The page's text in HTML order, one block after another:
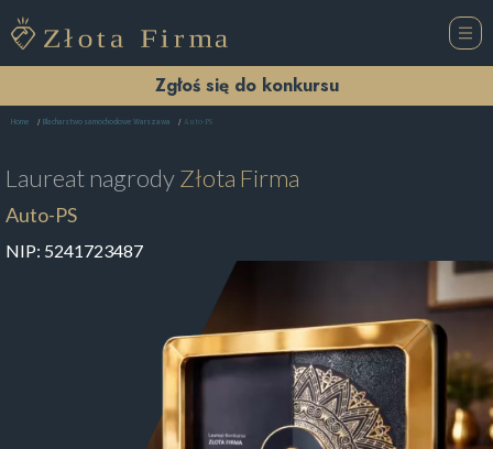
Zgłoś się do konkursu
Home Blacharstwo samochodowe Warszawa Auto-PS
Laureat nagrodyZłota Firma
Auto-PS
NIP: 5241723487